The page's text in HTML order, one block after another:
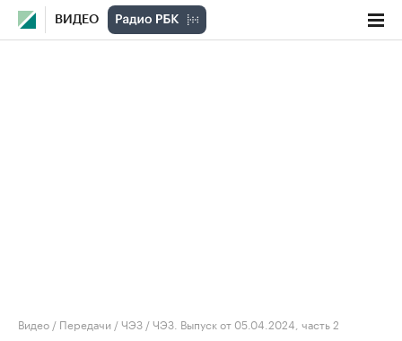
ВИДЕО
Видео / Передачи /ЧЭЗ /ЧЭЗ. Выпуск от 05.04.2024, часть 2